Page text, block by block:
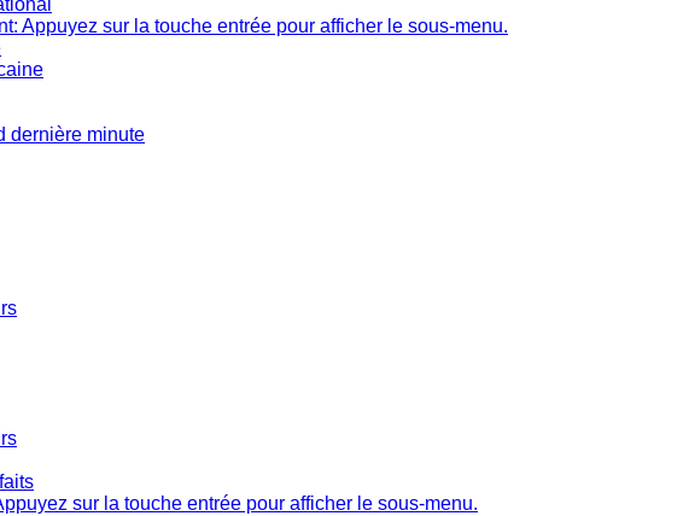
Appuyez sur la touche entrée pour afficher le sous-menu.
dernière minute
sur la touche entrée pour afficher le sous-menu.